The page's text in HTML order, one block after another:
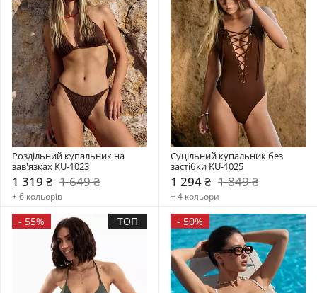
Роздільний купальник на
зав'язках KU-1023
1 319 ₴ 1 649 ₴
+ 6 кольорів
Суцільний купальник без
застібки KU-1025
1 294 ₴ 1 849 ₴
+ 4 кольори
- 55% ТОП - 50%